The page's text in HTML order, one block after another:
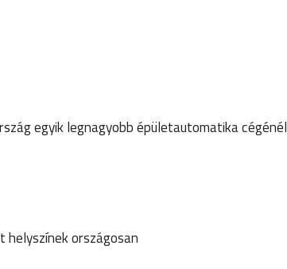
egyik legnagyobb épületautomatika cégénél
helyszínek országosan